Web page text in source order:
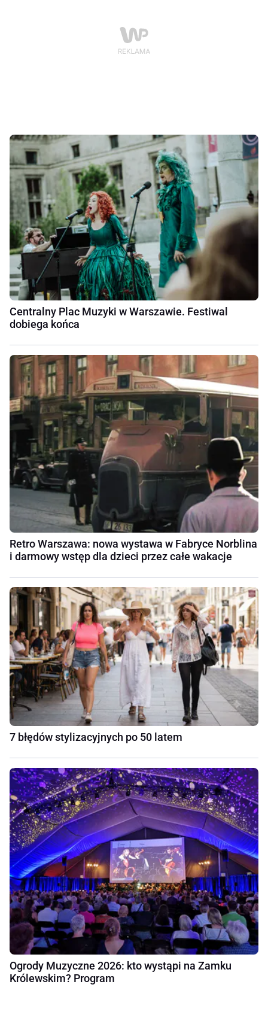
Centralny Plac Muzyki w Warszawie. Festiwal
dobiega końca
Retro Warszawa: nowa wystawa w Fabryce Norblina
i darmowy wstęp dla dzieci przez całe wakacje
7 błędów stylizacyjnych po 50 latem
Ogrody Muzyczne 2026: kto wystąpi na Zamku
Królewskim? Program